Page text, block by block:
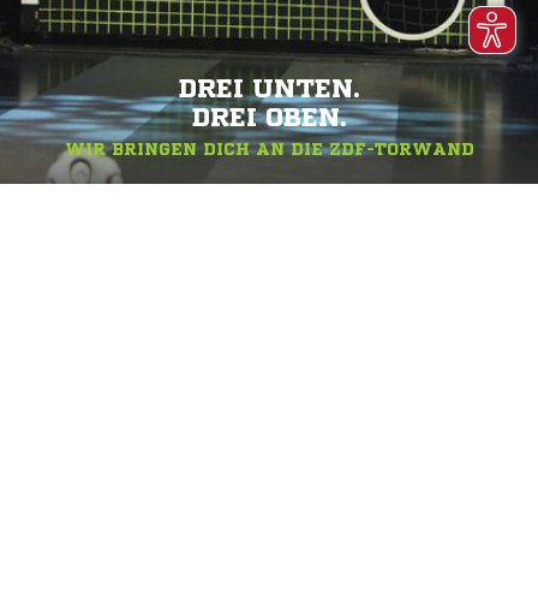
DREI UNTEN.
DREI OBEN.
WIR BRINGEN DICH AN DIE ZDF-TORWAND